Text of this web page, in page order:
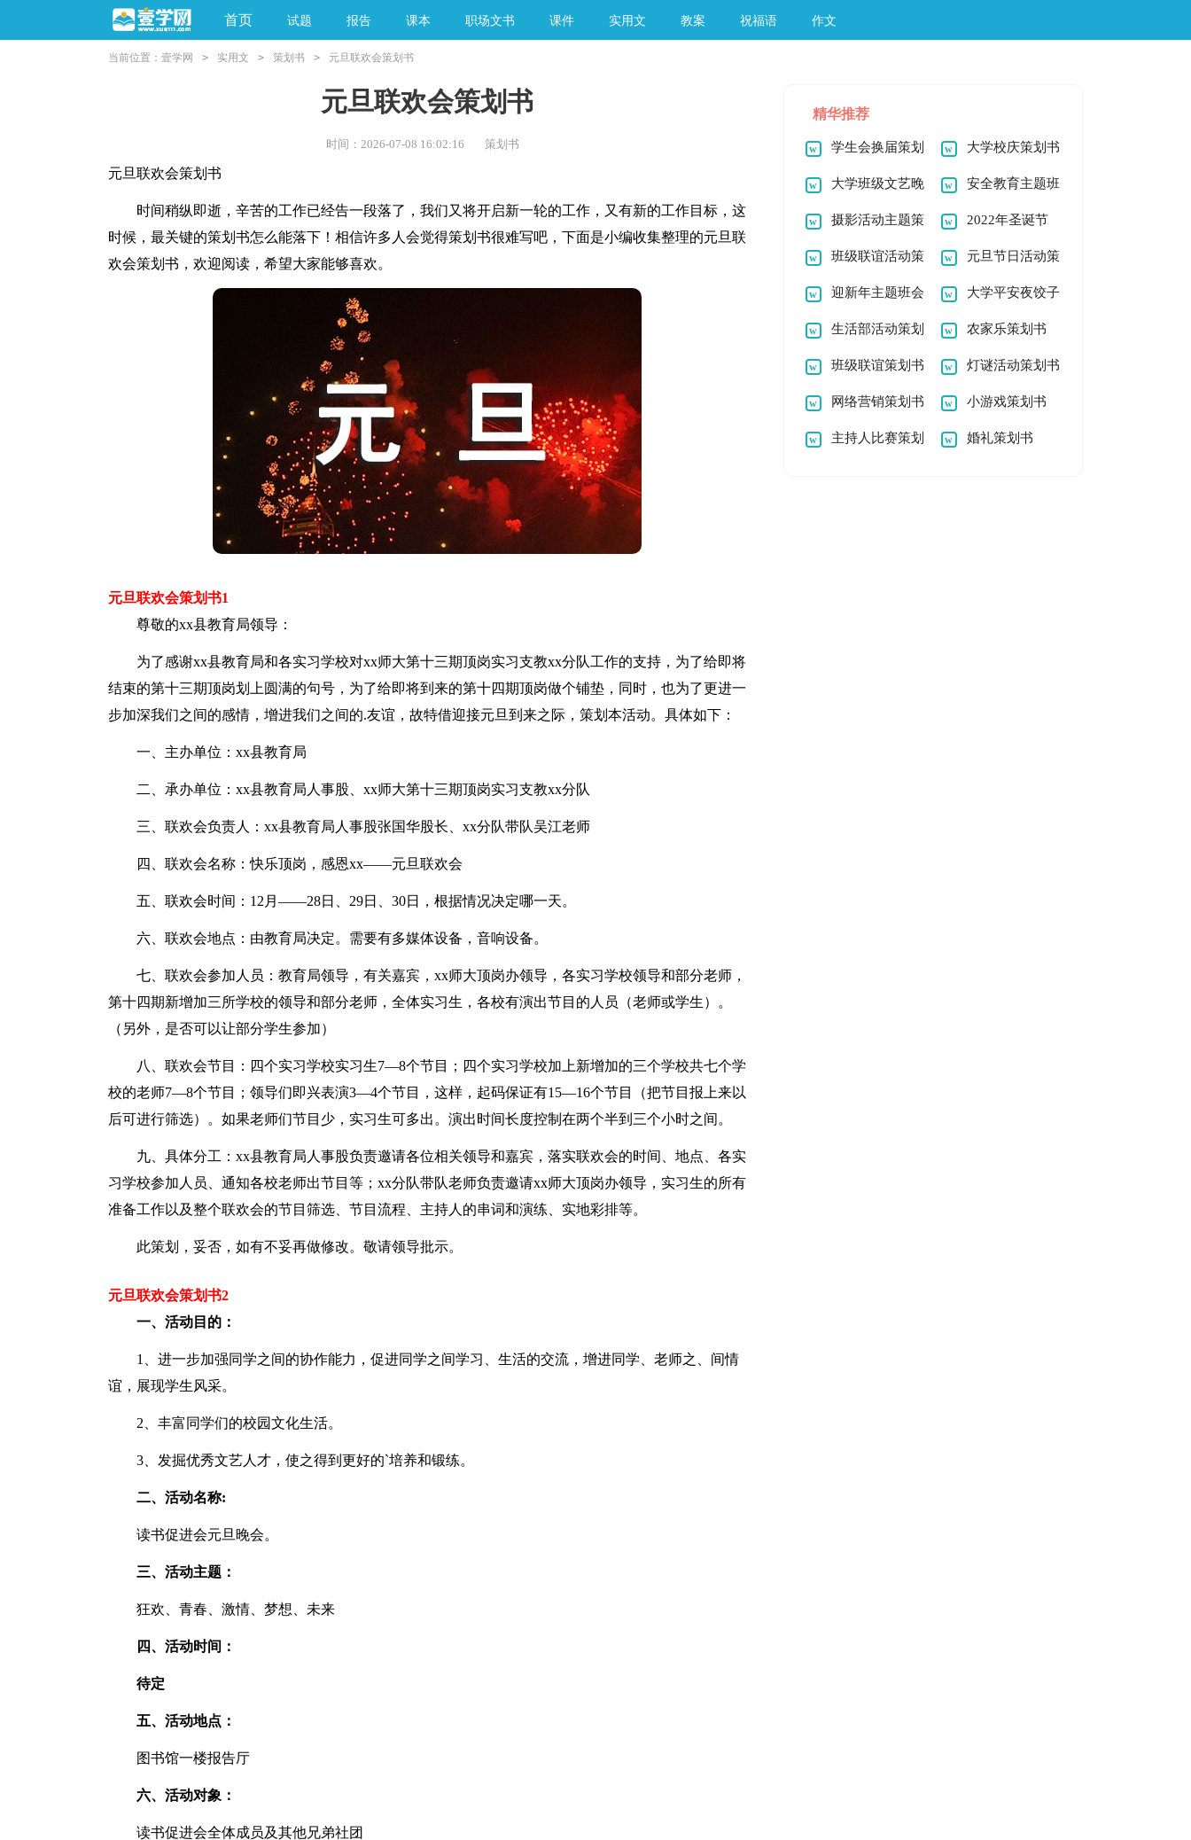
首页 试题 报告 课本 职场文书 课件 实用文 教案 祝福语 作文
阅读理解 亲子教育
当前位置： 壹学网 > 实用文 > 策划书 > 元旦联欢会策划书
元旦联欢会策划书
时间：2026-07-08 16:02:16 策划书
元旦联欢会策划书
时间稍纵即逝，辛苦的工作已经告一段落了，我们又将开启新一轮的工作，又有新的工作目标，这
时候，最关键的策划书怎么能落下！相信许多人会觉得策划书很难写吧，下面是小编收集整理的元旦联
欢会策划书，欢迎阅读，希望大家能够喜欢。
元旦联欢会策划书1
尊敬的xx县教育局领导：
为了感谢xx县教育局和各实习学校对xx师大第十三期顶岗实习支教xx分队工作的支持，为了给即将
结束的第十三期顶岗划上圆满的句号，为了给即将到来的第十四期顶岗做个铺垫，同时，也为了更进一
步加深我们之间的感情，增进我们之间的.友谊，故特借迎接元旦到来之际，策划本活动。具体如下：
一、主办单位：xx县教育局
二、承办单位：xx县教育局人事股、xx师大第十三期顶岗实习支教xx分队
三、联欢会负责人：xx县教育局人事股张国华股长、xx分队带队吴江老师
四、联欢会名称：快乐顶岗，感恩xx——元旦联欢会
五、联欢会时间：12月——28日、29日、30日，根据情况决定哪一天。
六、联欢会地点：由教育局决定。需要有多媒体设备，音响设备。
七、联欢会参加人员：教育局领导，有关嘉宾，xx师大顶岗办领导，各实习学校领导和部分老师，
第十四期新增加三所学校的领导和部分老师，全体实习生，各校有演出节目的人员（老师或学生）。
（另外，是否可以让部分学生参加）
八、联欢会节目：四个实习学校实习生7—8个节目；四个实习学校加上新增加的三个学校共七个学
校的老师7—8个节目；领导们即兴表演3—4个节目，这样，起码保证有15—16个节目（把节目报上来以
后可进行筛选）。如果老师们节目少，实习生可多出。演出时间长度控制在两个半到三个小时之间。
九、具体分工：xx县教育局人事股负责邀请各位相关领导和嘉宾，落实联欢会的时间、地点、各实
习学校参加人员、通知各校老师出节目等；xx分队带队老师负责邀请xx师大顶岗办领导，实习生的所有
准备工作以及整个联欢会的节目筛选、节目流程、主持人的串词和演练、实地彩排等。
此策划，妥否，如有不妥再做修改。敬请领导批示。
元旦联欢会策划书2
一、活动目的：
1、进一步加强同学之间的协作能力，促进同学之间学习、生活的交流，增进同学、老师之、间情
谊，展现学生风采。
2、丰富同学们的校园文化生活。
3、发掘优秀文艺人才，使之得到更好的`培养和锻练。
二、活动名称:
读书促进会元旦晚会。
三、活动主题：
狂欢、青春、激情、梦想、未来
四、活动时间：
待定
五、活动地点：
图书馆一楼报告厅
六、活动对象：
读书促进会全体成员及其他兄弟社团
精华推荐
学生会换届策划
书（通用24篇）
大学校庆策划书
大学班级文艺晚
会策划书
安全教育主题班
会策划书
摄影活动主题策
划书8篇
2022年圣诞节
酒店客房主题策划书
（精选5篇）
班级联谊活动策
划书
元旦节日活动策
划书
迎新年主题班会
策划书
大学平安夜饺子
宴班级活动策划书
生活部活动策划
书
农家乐策划书
班级联谊策划书 灯谜活动策划书
网络营销策划书
(集合15篇)
小游戏策划书
主持人比赛策划 婚礼策划书